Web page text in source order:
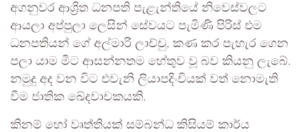
අගනුවර ආශ්‍රිත ධනපති පැළැන්තියේ නිවෙස්වලට
ආයලා අප්පුලා ලෙසින් සේවයට පැමිණි පිරිස් එම
ධනපතියන් ගේ අල්මාරි ලාච්චු, කණ කර පැහැර ගෙන
පලා යාම මීට ආසන්නතම හේතුව වූ බව කියනු ලැබේ.
නමුදු අද වන විට එවැනි ලියාපදිංචියක් වත් නොමැති
වීම ජාතික ඛේදවාචකයකි.
කිනම් හෝ වෘත්තියක් සම්බන්ධ කිසියම් කාර්ය